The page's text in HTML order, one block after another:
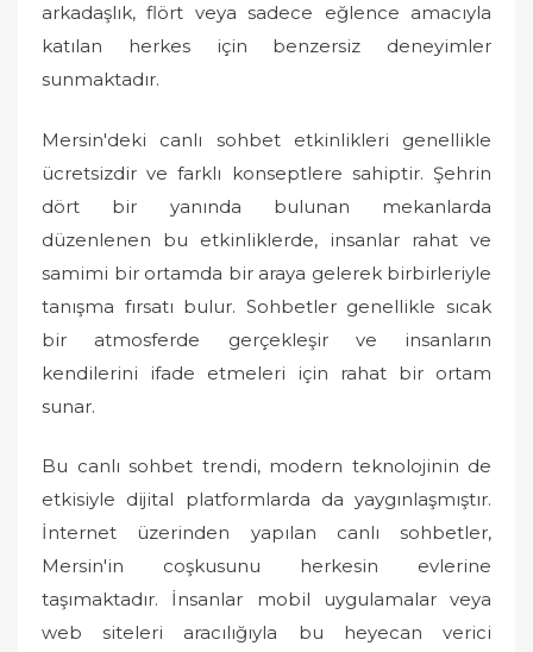
arkadaşlık, flört veya sadece eğlence amacıyla
katılan herkes için benzersiz deneyimler
sunmaktadır.
Mersin'deki canlı sohbet etkinlikleri genellikle
ücretsizdir ve farklı konseptlere sahiptir. Şehrin
dört bir yanında bulunan mekanlarda
düzenlenen bu etkinliklerde, insanlar rahat ve
samimi bir ortamda bir araya gelerek birbirleriyle
tanışma fırsatı bulur. Sohbetler genellikle sıcak
bir atmosferde gerçekleşir ve insanların
kendilerini ifade etmeleri için rahat bir ortam
sunar.
Bu canlı sohbet trendi, modern teknolojinin de
etkisiyle dijital platformlarda da yaygınlaşmıştır.
İnternet üzerinden yapılan canlı sohbetler,
Mersin'in coşkusunu herkesin evlerine
taşımaktadır. İnsanlar mobil uygulamalar veya
web siteleri aracılığıyla bu heyecan verici